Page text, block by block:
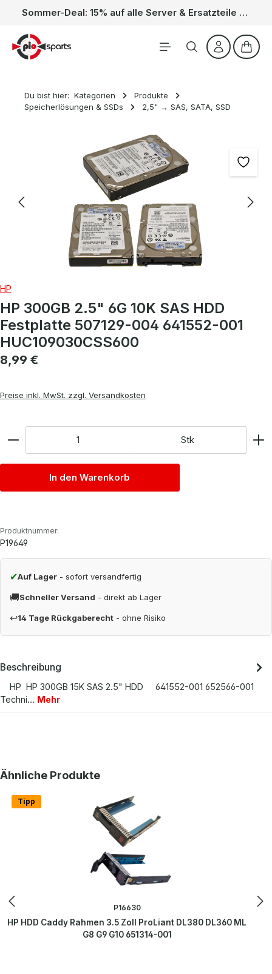
Zum Hauptinhalt springen Sommer-Deal: 15% auf alle Server & Ersatzteile – Kein Code nötig, der Rabatt wird automatisch im Warenkorb abgezogen. Gültig vom 01.06. bis 31.08.
Du bist hier: Kategorien
Produkte
Speicherlösungen & SSDs
2,5" → SAS, SATA, SSD
HP
HP 300GB 2.5" 6G 10K SAS HDD
Festplatte 507129-004 641552-001
HUC109030CSS600
Regulärer Preis:
8,99 €
Preise inkl. MwSt. zzgl. Versandkosten
Stk
In den Warenkorb
Produktnummer:
P19649
✔Auf Lager - sofort versandfertig
🚚Schneller Versand - direkt ab Lager
↩14 Tage Rückgaberecht - ohne Risiko
Beschreibung
HP HP 300GB 15K SAS 2.5" HDD 641552-001 652566-001
Techni… Mehr
Produktgalerie überspringen
Ähnliche Produkte
Tipp
P16630
HP HDD Caddy Rahmen 3.5 Zoll ProLiant DL380 DL360 ML
G8 G9 G10 651314-001